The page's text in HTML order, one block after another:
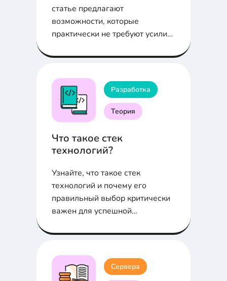
статье предлагают
возможности, которые
практически не требуют усилий
обеспечивают при этом
результат.
Разработка
Теория
Что такое стек
технологий?
Узнайте, что такое стек
технологий и почему его
правильный выбор критически
важен для успешной
рассмотрены различные стеки
приложений, их особенности и
преимущества.
Сервера